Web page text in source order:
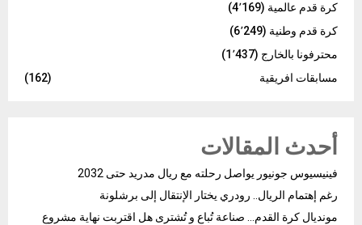
كرة قدم عالمية (4٬169)
كرة قدم وطنية (6٬249)
محترفونا بالخارج (1٬437)
مسابقات افريقية
(162)
أحدث المقالات
فينيسيوس جونيور يواصل رحلته مع ريال مدريد حتى 2032
رغم إهتمام الريال.. رودري يختار الإنتقال إلى برشلونة
مونديال كرة القدم… صناعة تُباع و تُشترى هل اقتربت نهاية مشروع